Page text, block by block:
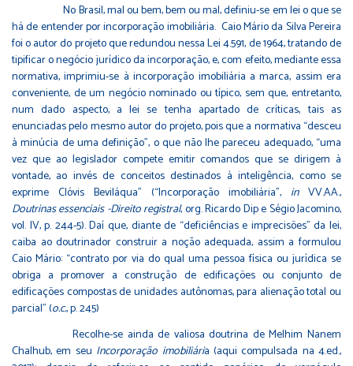
No Brasil, mal ou bem, bem ou mal, definiu-se em lei o que se
há de entender por incorporação imobiliária. Caio Mário da Silva Pereira
foi o autor do projeto que redundou nessa Lei 4.591, de 1964, tratando de
tipificar o negócio jurídico da incorporação, e, com efeito, mediante essa
normativa, imprimiu-se à incorporação imobiliária a marca, assim era
conveniente, de um negócio nominado ou típico, sem que, entretanto,
num dado aspecto, a lei se tenha apartado de críticas, tais as
enunciadas pelo mesmo autor do projeto, pois que a normativa “desceu
à minúcia de uma definição”, o que não lhe pareceu adequado, “uma
vez que ao legislador compete emitir comandos que se dirigem à
vontade, ao invés de conceitos destinados à inteligência, como se
exprime Clóvis Beviláqua” (“Incorporação imobiliária”, inVV.AA.,
Doutrinas essenciais -Direito registral, org. Ricardo Dip e Ségio Jacomino,
vol. IV, p. 244-5). Daí que, diante de “deficiências e imprecisões” da lei,
caiba ao doutrinador construir a noção adequada, assim a formulou
Caio Mário: “contrato por via do qual uma pessoa física ou jurídica se
obriga a promover a construção de edificações ou conjunto de
edificações compostas de unidades autônomas, para alienação total ou
parcial” (o.c., p. 245)
Recolhe-se ainda de valiosa doutrina de Melhim Nanem
Chalhub, em seu Incorporação imobiliária (aqui compulsada na 4.ed.,